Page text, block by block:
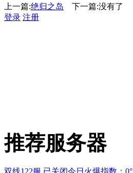
上一篇:绝归之岛 下一篇:没有了
登录 注册
推荐服务器